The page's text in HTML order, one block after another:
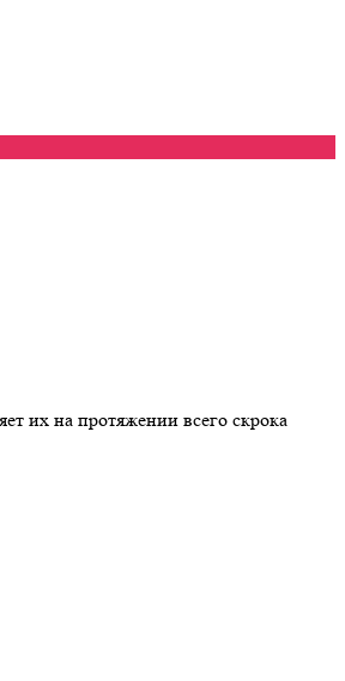
их на протяжении всего скрока